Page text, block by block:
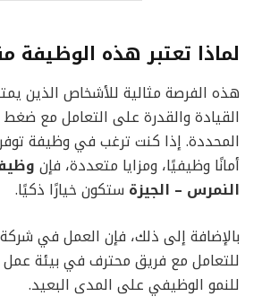
لماذا تعتبر هذه الوظيفة
هذه الفرصة مثالية للأشخاص الذين
القيادة والقدرة على التعامل مع ضغط
المحددة. إذا كنت ترغب في وظيفة
أمانًا وظيفيًا، ومزايا متعددة، فإن
النمرس – الجيزة ستكون خيارًا ذكيًا.
بالإضافة إلى ذلك، فإن العمل في
للتعامل مع فريق محترف في بيئة
للنمو الوظيفي على المدى البعيد.